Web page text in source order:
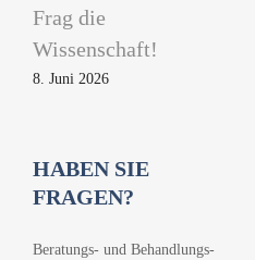
Frag die
Wissenschaft!
8. Juni 2026
HABEN SIE
FRAGEN?
Beratungs- und Behandlungs-